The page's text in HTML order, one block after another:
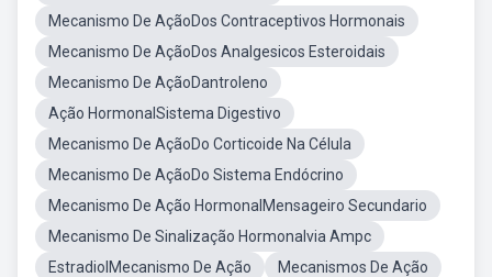
Mecanismo De AçãoDos Contraceptivos Hormonais
Mecanismo De AçãoDos Analgesicos Esteroidais
Mecanismo De AçãoDantroleno
Ação HormonalSistema Digestivo
Mecanismo De AçãoDo Corticoide Na Célula
Mecanismo De AçãoDo Sistema Endócrino
Mecanismo De Ação HormonalMensageiro Secundario
Mecanismo De Sinalização Hormonalvia Ampc
EstradiolMecanismo De Ação
Mecanismos De Ação